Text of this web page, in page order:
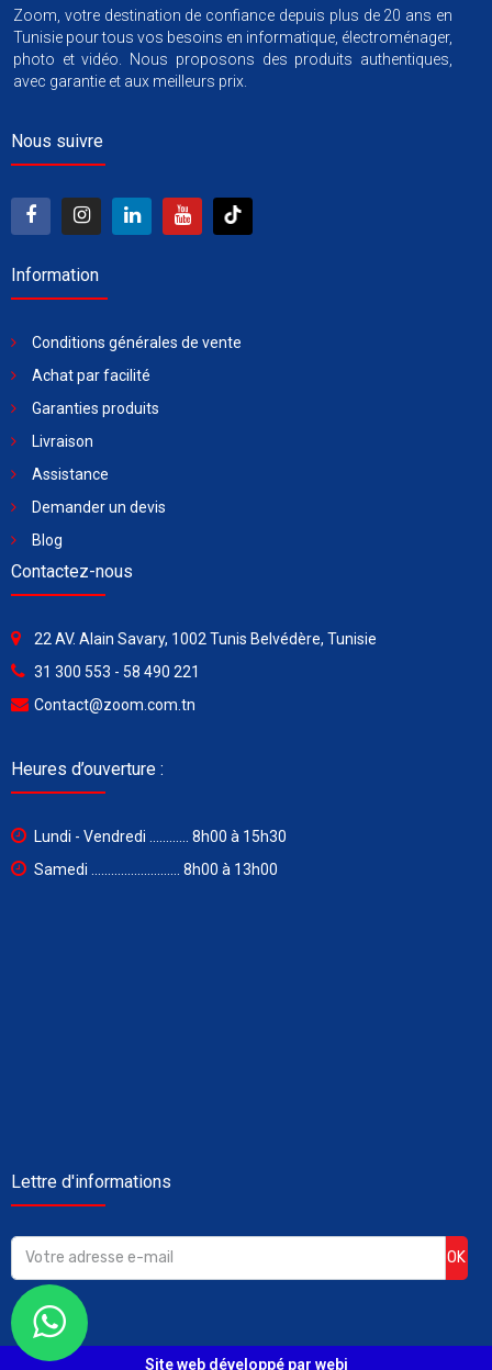
Zoom, votre destination de confiance depuis plus de 20 ans en
Tunisie pour tous vos besoins en informatique, électroménager,
photo et vidéo. Nous proposons des produits authentiques,
avec garantie et aux meilleurs prix.
Nous suivre
Information
Conditions générales de vente
Achat par facilité
Garanties produits
Livraison
Assistance
Demander un devis
Blog
Contactez-nous
22 AV. Alain Savary, 1002 Tunis Belvédère, Tunisie
31 300 553 - 58 490 221
Contact@zoom.com.tn
Heures d’ouverture :
Lundi - Vendredi ............ 8h00 à 15h30
Samedi ........................... 8h00 à 13h00
Lettre d'informations
OK
Site web développé par webi